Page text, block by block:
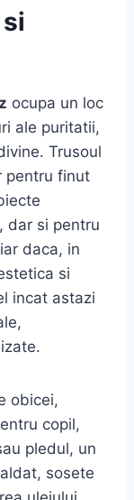
ocupa un loc
ale puritatii,
Trusoul
pentru finut
dar si pentru
daca, in
si
incat astazi
obicei,
copil,
pledul, un
sosete